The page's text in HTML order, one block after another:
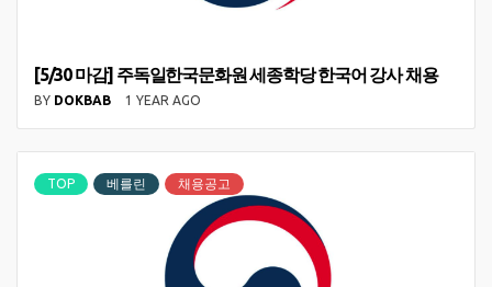
[5/30 마감] 주독일한국문화원 세종학당 한국어 강사 채용
BY DOKBAB 1 YEAR AGO
TOP 베를린 채용공고